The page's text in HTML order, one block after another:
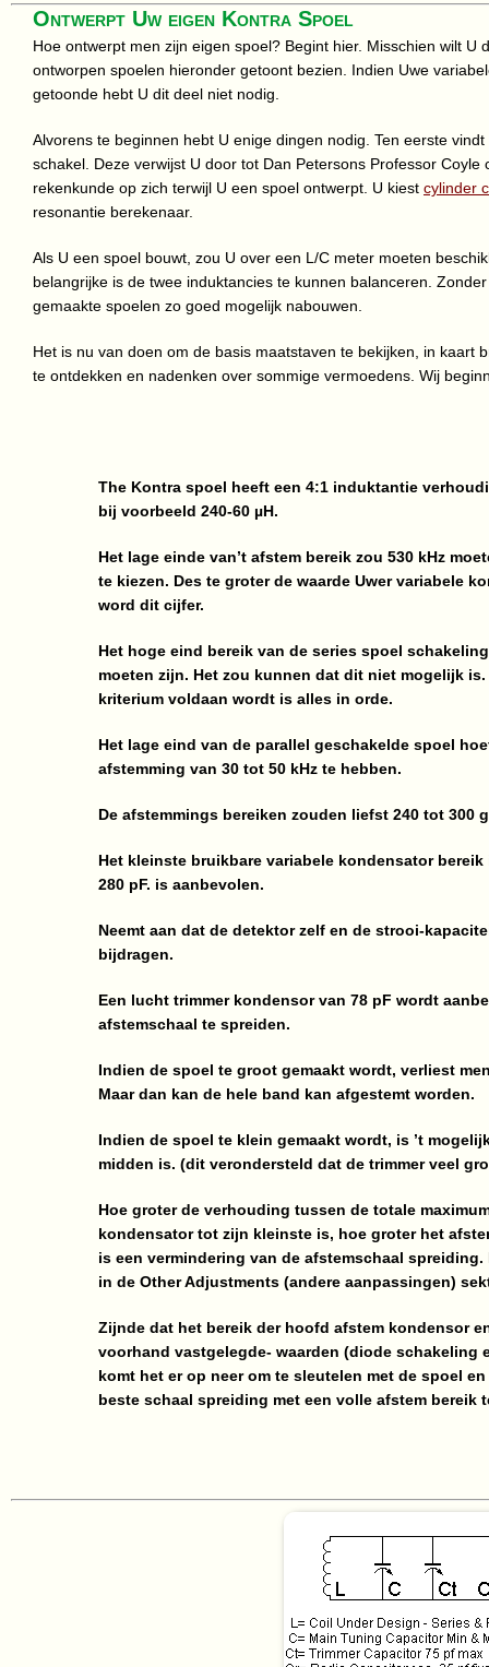
Ontwerpt Uw eigen Kontra Spoel
Hoe ontwerpt men zijn eigen spoel? Begint hier. Misschien wilt U
ontworpen spoelen hieronder getoont bezien. Indien Uwe
getoonde hebt U dit deel niet nodig.
Alvorens te beginnen hebt U enige dingen nodig. Ten eerste
schakel. Deze verwijst U door tot Dan Petersons Professor
rekenkunde op zich terwijl U een spoel ontwerpt. U kiest cylinder
resonantie berekenaar.
Als U een spoel bouwt, zou U over een L/C meter moeten
belangrijke is de twee induktancies te kunnen balanceren.
gemaakte spoelen zo goed mogelijk nabouwen.
Het is nu van doen om de basis maatstaven te bekijken, in kaart
te ontdekken en nadenken over sommige vermoedens. Wij
The Kontra spoel heeft een 4:1 induktantie
bij voorbeeld 240-60 µH.
Het lage einde van’t afstem bereik zou 530 kHz
te kiezen. Des te groter de waarde Uwer variabele
word dit cijfer.
Het hoge eind bereik van de series spoel
moeten zijn. Het zou kunnen dat dit niet mogelijk
kriterium voldaan wordt is alles in orde.
Het lage eind van de parallel geschakelde spoel
afstemming van 30 tot 50 kHz te hebben.
De afstemmings bereiken zouden liefst 240 tot 300
Het kleinste bruikbare variabele kondensator bereik
280 pF. is aanbevolen.
Neemt aan dat de detektor zelf en de strooi-
bijdragen.
Een lucht trimmer kondensor van 78 pF wordt
afstemschaal te spreiden.
Indien de spoel te groot gemaakt wordt, verliest
Maar dan kan de hele band kan afgestemt worden.
Indien de spoel te klein gemaakt wordt, is ’t
midden is. (dit verondersteld dat de trimmer veel
Hoe groter de verhouding tussen de totale
kondensator tot zijn kleinste is, hoe groter het
is een vermindering van de afstemschaal
in de Other Adjustments (andere aanpassingen)
Zijnde dat het bereik der hoofd afstem kondensor
voorhand vastgelegde- waarden (diode schakeling
komt het er op neer om te sleutelen met de spoel
beste schaal spreiding met een volle afstem bereik